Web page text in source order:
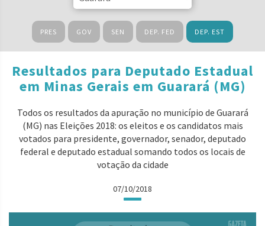
PRES GOV SEN DEP. FED DEP. EST
Resultados para Deputado Estadual
em Minas Gerais em Guarará (MG)
Todos os resultados da apuração no município de Guarará
(MG) nas Eleições 2018: os eleitos e os candidatos mais
votados para presidente, governador, senador, deputado
federal e deputado estadual somando todos os locais de
votação da cidade
07/10/2018